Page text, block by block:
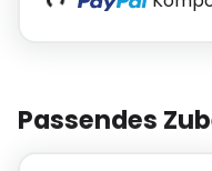
Passendes